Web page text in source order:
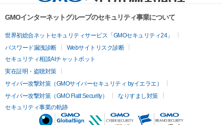
GMOインターネットグループのセキュリティ事業について
世界初総合ネットセキュリティサービス「GMOセキュリティ24」
パスワード漏洩診断
Webサイトリスク診断
セキュリティ相談AIチャットボット
実在証明・盗聴対策
サイバー攻撃対策（GMOサイバーセキュリティ byイエラエ）
サイバー攻撃対策（GMO Flatt Security）
なりすまし対策
セキュリティ事業の軌跡